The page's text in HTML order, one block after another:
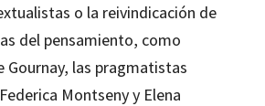
o la reivindicación de
del pensamiento, como
Gournay, las pragmatistas
Montseny y Elena